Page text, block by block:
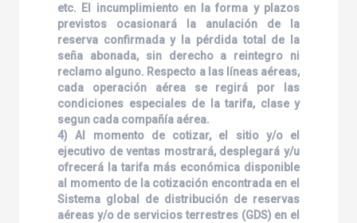
etc. El incumplimiento en la forma y plazos
previstos ocasionará la anulación de la
reserva confirmada y la pérdida total de la
seña abonada, sin derecho a reintegro ni
reclamo alguno. Respecto a las líneas aéreas,
cada operación aérea se regirá por las
condiciones especiales de la tarifa, clase y
segun cada compañía aérea.
4) Al momento de cotizar, el sitio y/o el
ejecutivo de ventas mostrará, desplegará y/u
ofrecerá la tarifa más económica disponible
al momento de la cotización encontrada en el
Sistema global de distribución de reservas
aéreas y/o de servicios terrestres (GDS) en el